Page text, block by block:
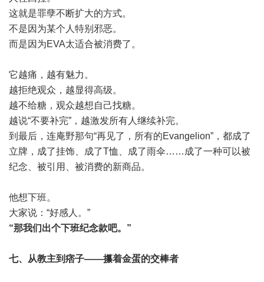
这就是罪孽不断扩大的方式。
不是因为某个人特别邪恶。
而是因为EVA太适合被消费了。
它越痛，越有魅力。
越拒绝观众，越显得高级。
越不给糖，观众越想自己找糖。
越说“不要补完”，越激发所有人继续补完。
到最后，连庵野那句“再见了，所有的Evangelion”，都成了
立牌，成了挂饰、成了T恤、成了雨伞……成了一种可以被
纪念、被引用、被消费的新商品。
他想下班。
大家说：“好感人。”
“那我们出个下班纪念款吧。”
七、从教主到痞子——攥着金蛋的交棒者